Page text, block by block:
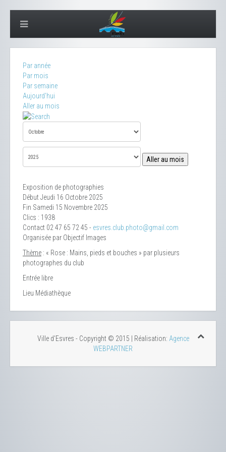
Par année
Par mois
Par semaine
Aujourd'hui
Aller au mois
Aller au mois
Exposition de photographies
Début Jeudi 16 Octobre 2025
Fin Samedi 15 Novembre 2025
Clics : 1938
Contact 02 47 65 72 45 - esvres.club.photo@gmail.com
Organisée par Objectif Images
Thème : « Rose : Mains, pieds et bouches » par plusieurs
photographes du club
Entrée libre
Lieu Médiathèque
Ville d'Esvres - Copyright © 2015 | Réalisation: Agence
WEBPARTNER